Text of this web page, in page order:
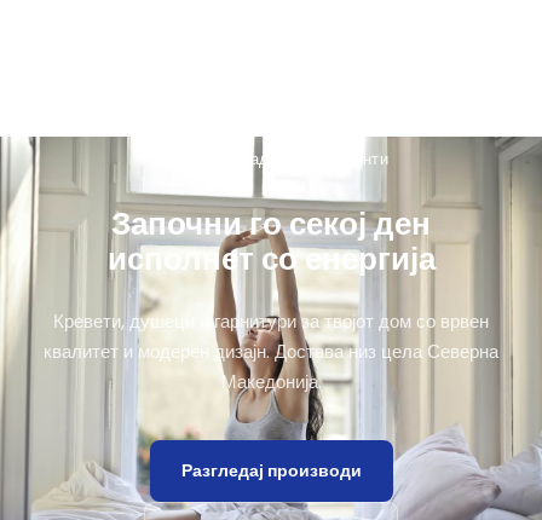
20.000+ задоволни клиенти
Започни го секој ден
исполнет со енергија
Кревети, душеци и гарнитури за твојот дом со врвен
квалитет и модерен дизајн. Достава низ цела Северна
Македонија.
Разгледај производи